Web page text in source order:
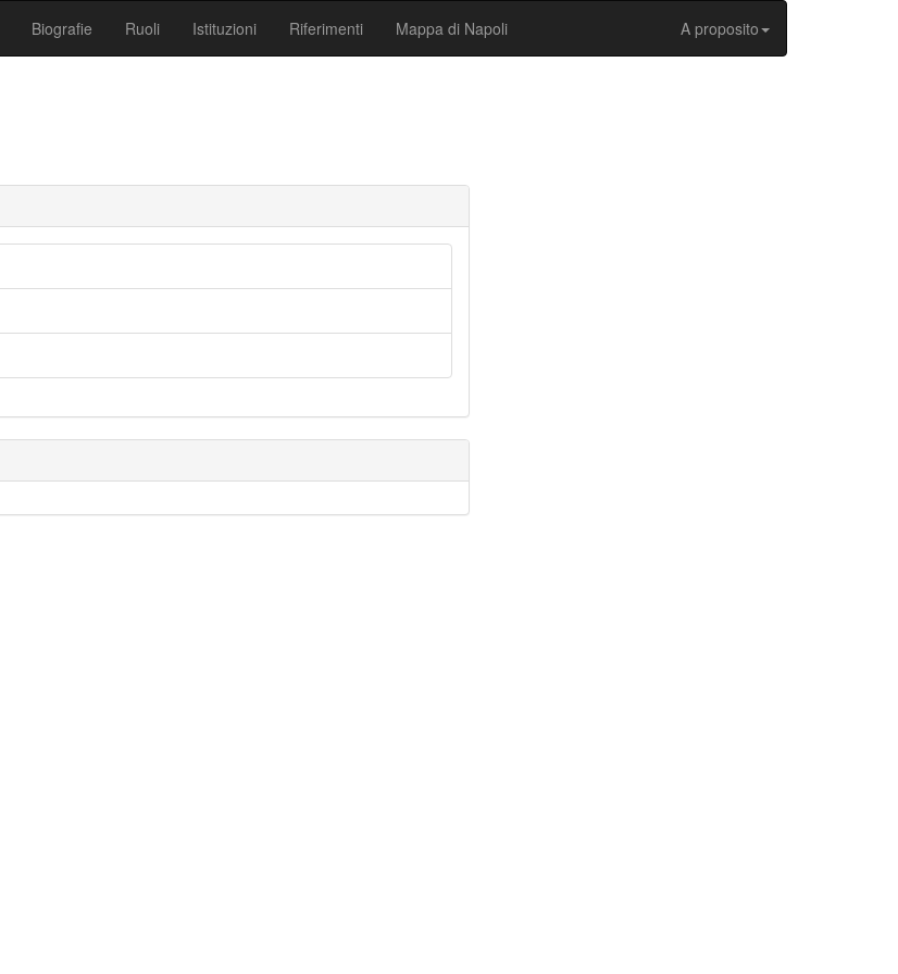
Biografie Ruoli Istituzioni Riferimenti Mappa di Napoli A proposito